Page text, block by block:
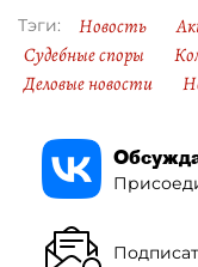
Тэги: Новость
Судебные споры
Деловые новости